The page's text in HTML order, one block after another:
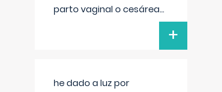
parto vaginal o cesárea...
+
he dado a luz por